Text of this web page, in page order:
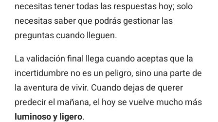
necesitas tener todas las respuestas hoy; solo
necesitas saber que podrás gestionar las
preguntas cuando lleguen.
La validación final llega cuando aceptas que la
incertidumbre no es un peligro, sino una parte de
la aventura de vivir. Cuando dejas de querer
predecir el mañana, el hoy se vuelve mucho más
luminoso y ligero.